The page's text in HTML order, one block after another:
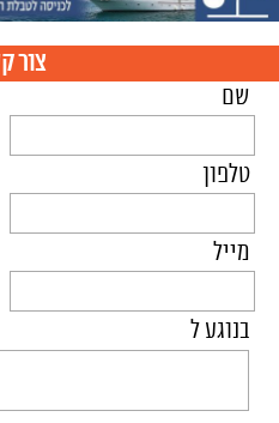
אזור ההתארגנות לצלילות הוא מרווח
צור
שם
טלפון
מייל
בנוגע ל